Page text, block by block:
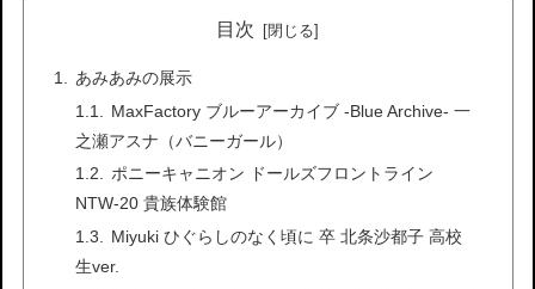
目次
あみあみの展示
MaxFactory ブルーアーカイブ -Blue Archive- 一
之瀬アスナ（バニーガール）
ポニーキャニオン ドールズフロントライン
NTW-20 貴族体験館
Miyuki ひぐらしのなく頃に 卒 北条沙都子 高校
生ver.